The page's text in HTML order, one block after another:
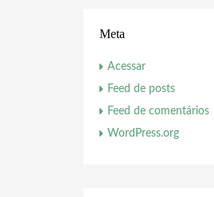
Meta
Acessar
Feed de posts
Feed de comentários
WordPress.org